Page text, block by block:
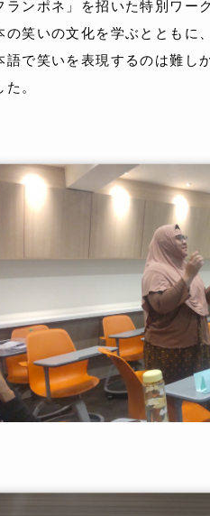
ンポネ」を招いた特別ワー
笑いの文化を学ぶとともに
で笑いを表現するのは難し
。